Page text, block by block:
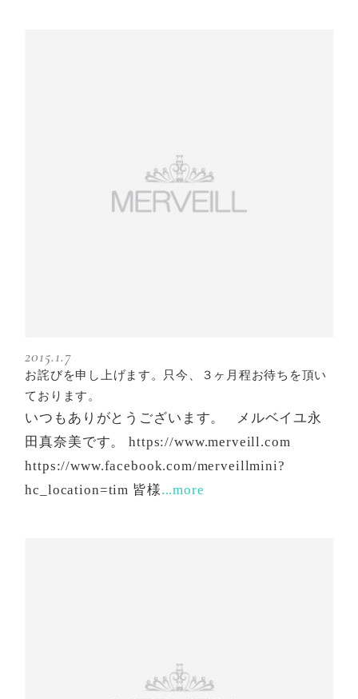
2015.1.7
お詫びを申し上げます。只今、３ヶ月程お待ちを頂い
ております。
いつもありがとうございます。 メルベイユ永
田真奈美です。 https://www.merveill.com
https://www.facebook.com/merveillmini?
hc_location=tim 皆様...more